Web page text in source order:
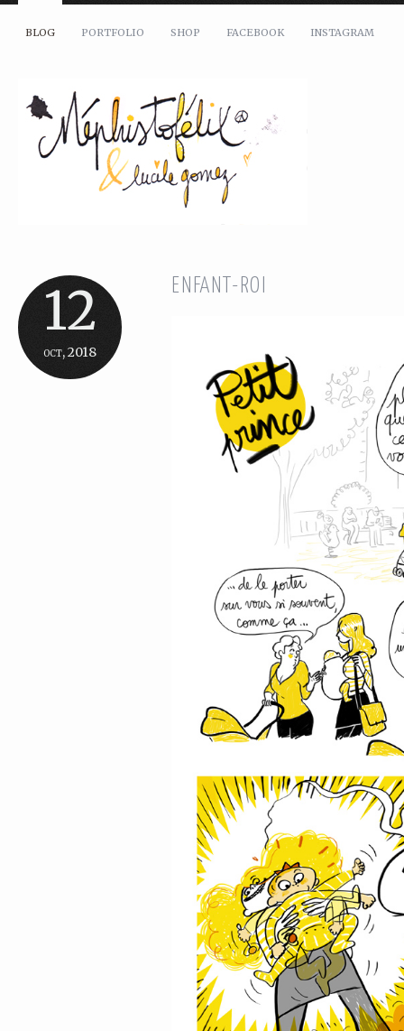
BLOG PORTFOLIO SHOP FACEBOOK INSTAGRAM
12
oct, 2018
ENFANT-ROI